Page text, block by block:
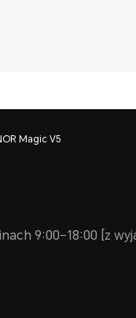
Magic V5
9:00–18:00 [z